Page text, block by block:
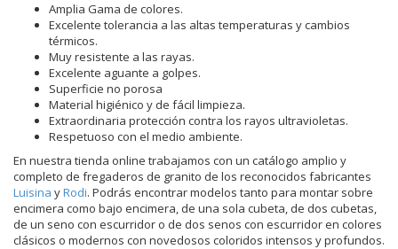
Amplia Gama de colores.
Excelente tolerancia a las altas temperaturas y cambios
térmicos.
Muy resistente a las rayas.
Excelente aguante a golpes.
Superficie no porosa
Material higiénico y de fácil limpieza.
Extraordinaria protección contra los rayos ultravioletas.
Respetuoso con el medio ambiente.
En nuestra tienda online trabajamos con un catálogo amplio y
completo de fregaderos de granito de los reconocidos fabricantes
Luisina yRodi. Podrás encontrar modelos tanto para montar sobre
encimera como bajo encimera, de una sola cubeta, de dos cubetas,
de un seno con escurridor o de dos senos con escurridor en colores
clásicos o modernos con novedosos coloridos intensos y profundos.